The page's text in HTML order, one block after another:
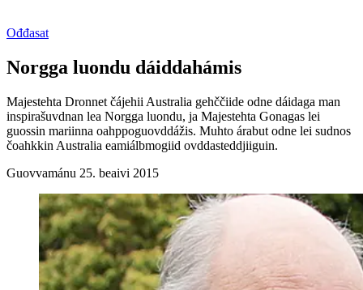
Ođđasat
Norgga luondu dáiddahámis
Majestehta Dronnet čájehii Australia gehččiide odne dáidaga man
inspirašuvdnan lea Norgga luondu, ja Majestehta Gonagas lei
guossin mariinna oahppoguovddážis. Muhto árabut odne lei sudnos
čoahkkin Australia eamiálbmogiid ovddasteddjiiguin.
Guovvamánu 25. beaivi 2015